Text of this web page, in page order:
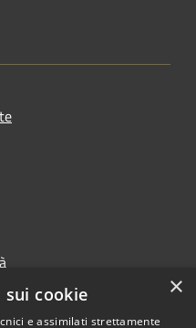
×
cookie
e assimilati strettamente